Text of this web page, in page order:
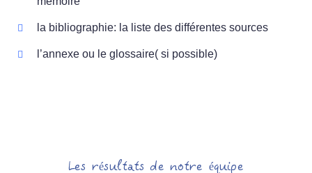
la bibliographie: la liste des différentes sources
l’annexe ou le glossaire( si possible)
Les résultats de notre équipe